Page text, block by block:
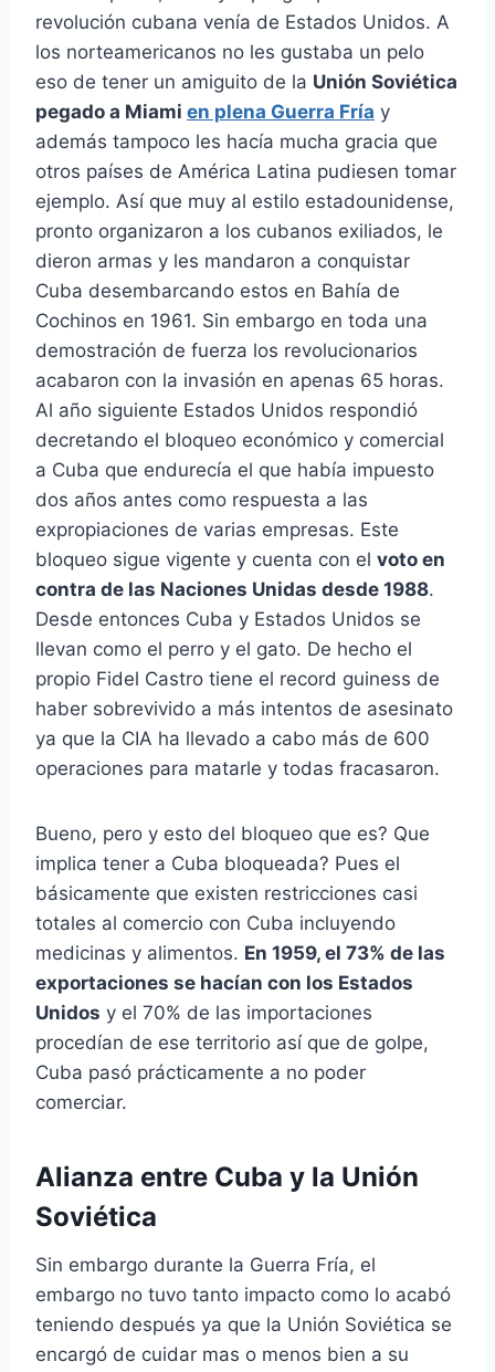
revolución cubana venía de Estados Unidos. A
los norteamericanos no les gustaba un pelo
eso de tener un amiguito de la Unión Soviética
pegado a Miami en plena Guerra Fría y
además tampoco les hacía mucha gracia que
otros países de América Latina pudiesen tomar
ejemplo. Así que muy al estilo estadounidense,
pronto organizaron a los cubanos exiliados, le
dieron armas y les mandaron a conquistar
Cuba desembarcando estos en Bahía de
Cochinos en 1961. Sin embargo en toda una
demostración de fuerza los revolucionarios
acabaron con la invasión en apenas 65 horas.
Al año siguiente Estados Unidos respondió
decretando el bloqueo económico y comercial
a Cuba que endurecía el que había impuesto
dos años antes como respuesta a las
expropiaciones de varias empresas. Este
bloqueo sigue vigente y cuenta con el voto en
contra de las Naciones Unidas desde 1988.
Desde entonces Cuba y Estados Unidos se
llevan como el perro y el gato. De hecho el
propio Fidel Castro tiene el record guiness de
haber sobrevivido a más intentos de asesinato
ya que la CIA ha llevado a cabo más de 600
operaciones para matarle y todas fracasaron.
Bueno, pero y esto del bloqueo que es? Que
implica tener a Cuba bloqueada? Pues el
básicamente que existen restricciones casi
totales al comercio con Cuba incluyendo
medicinas y alimentos. En 1959, el 73% de las
exportaciones se hacían con los Estados
Unidos y el 70% de las importaciones
procedían de ese territorio así que de golpe,
Cuba pasó prácticamente a no poder
comerciar.
Alianza entre Cuba y la Unión
Soviética
Sin embargo durante la Guerra Fría, el
embargo no tuvo tanto impacto como lo acabó
teniendo después ya que la Unión Soviética se
encargó de cuidar mas o menos bien a su